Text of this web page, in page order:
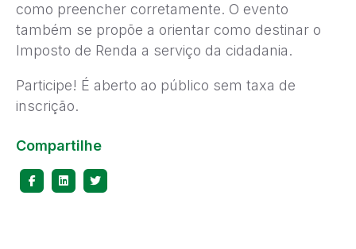
como preencher corretamente. O evento
também se propõe a orientar como destinar o
Imposto de Renda a serviço da cidadania.
Participe! É aberto ao público sem taxa de
inscrição.
Compartilhe